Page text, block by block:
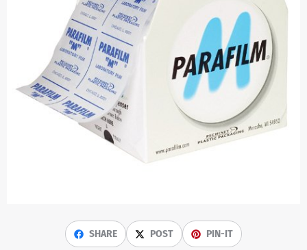
SHARE POST PIN-IT